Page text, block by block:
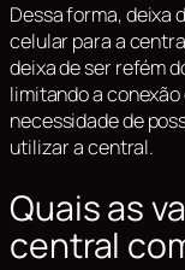
Dessa forma, deixa
celular para a
deixa de ser refém
limitando a
necessidade de
utilizar a central.
Quais as
central